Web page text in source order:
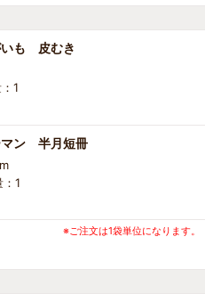
いも 皮むき
1
マン 半月短冊
1
※ご注文は1袋単位になります。